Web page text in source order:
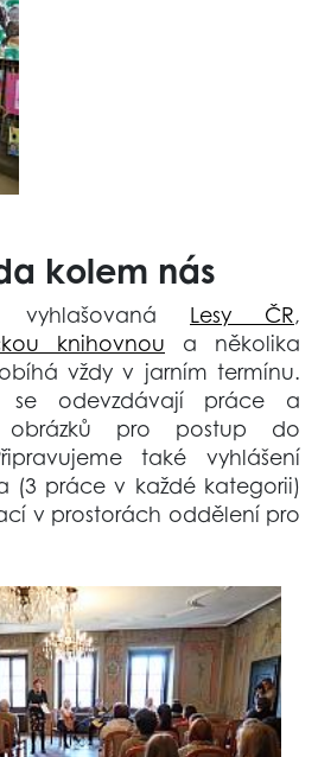
kolem nás
vyhlašovaná Lesy ČR,
knihovnou a několika
vždy v jarním termínu.
se odevzdávají práce a
obrázků pro postup do
také vyhlášení
(3 práce v každé kategorii)
v prostorách oddělení pro